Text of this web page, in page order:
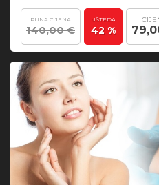
PUNA CIJENA
140,00 €
UŠTEDA
42 %